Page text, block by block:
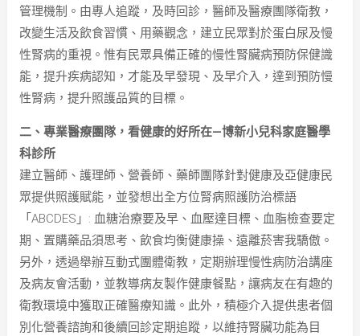
管理機制。由專人追蹤，及時回診，醫師及醫療團隊衛教，
改變生活及飲食習慣、用藥觀念，建立民眾對於蛋白尿及慢
性腎病的重視。惟有民眾具備正確的慢性腎臟病預防保健識
能，提升疾病認知，才能及早發現、及早介入，達到預防慢
性腎病，提升照護品質的目標。
二、專業醫療團隊，看健康的好所在—博新小兒科家庭醫學
科診所
建立醫師、護理師、營養師、藥師團隊針對健康及亞健康民
眾提供照護賦能，並發想出全方位腎病照護防治標語
「ABCDES」: 血糖治療要及早、血壓達目標、血脂檢查要定
期、置購藥品須思考、飲食均衡健康操、遠離菸害我驕傲。
另外，透過舉辦互動式團體衛教，定期辦理慢性病防治講座
及病友會活動，並教導病友製作健康餐點，讓病友在有趣的
衛教環境中獲取正確醫療知識。此外，積極介入提供患者個
別化營養諮詢和後續回診定期追蹤，以維持腎臟功能為目